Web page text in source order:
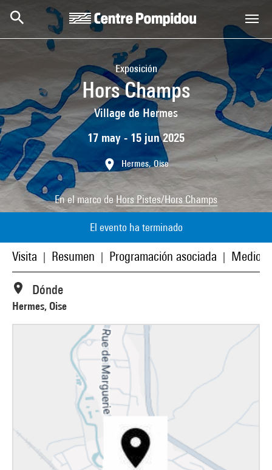
Skip to main content
Centre Pompidou
Exposición
Hors Champs
Village de Hermes
17 may - 15 jun 2025
Hermes, Oise
En el marco de Hors Pistes/Hors Champs
El evento ha terminado
Visita Resumen Programación asociada Medios
Dónde
Hermes, Oise